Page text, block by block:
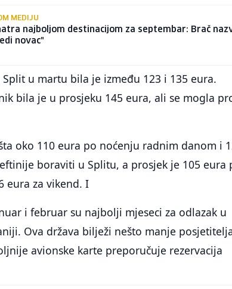
MEDIJU
najboljom destinacijom za septembar: Brač
novac"
u martu bila je između 123 i 135 eura.
bila je u prosjeku 145 eura, ali se mogla
oko 110 eura po noćenju radnim danom i
boraviti u Splitu, a prosjek je 105 eura
eura za vikend. I
i februar su najbolji mjeseci za odlazak u
Ova država bilježi nešto manje
avionske karte preporučuje rezervacija